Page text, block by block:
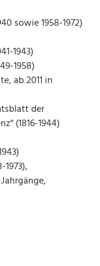
sowie 1958-1972)
1943)
1958)
ab 2011 in
der
(1816-1944)